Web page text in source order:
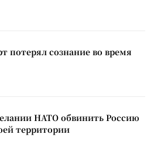
потерял сознание во время
НАТО обвинить Россию
территории